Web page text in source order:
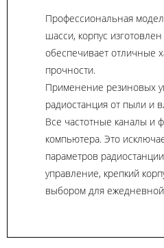
Профессиональная
шасси, корпус
обеспечивает отличные
прочности.
Применение резиновых
радиостанция от пыли и
Все частотные каналы и
компьютера. Это
параметров
управление, крепкий
выбором для ежедневной